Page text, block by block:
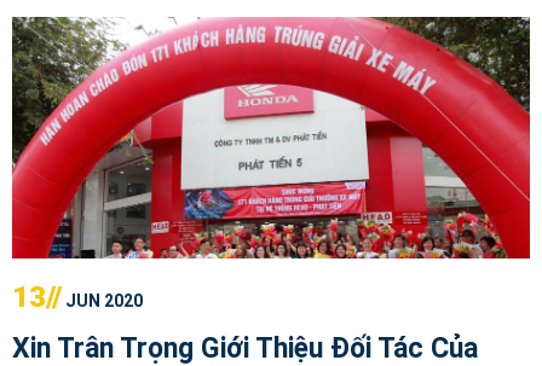
13// JUN 2020
Xin Trân Trọng Giới Thiệu Đối Tác Của